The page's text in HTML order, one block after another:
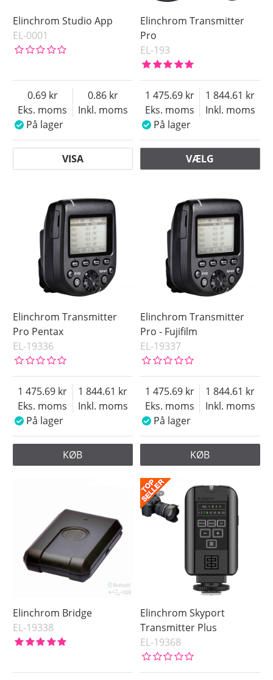
Elinchrom Studio App
EL-0001
Eks. moms
0.69
Inkl. moms
0.86
På lager
VISA
Elinchrom Transmitter
Pro
EL-193
Eks. moms
1 475.69
Inkl. moms
1 844.61
På lager
VÆLG
Elinchrom Transmitter
Pro Pentax
EL-19336
Eks. moms
1 475.69
Inkl. moms
1 844.61
På lager
KØB
Elinchrom Transmitter
Pro - Fujifilm
EL-19337
Eks. moms
1 475.69
Inkl. moms
1 844.61
På lager
KØB
Elinchrom Bridge
EL-19338
Elinchrom Skyport
Transmitter Plus
EL-19368